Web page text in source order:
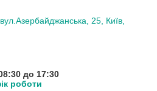
25, Київ,
до 17:30
роботи